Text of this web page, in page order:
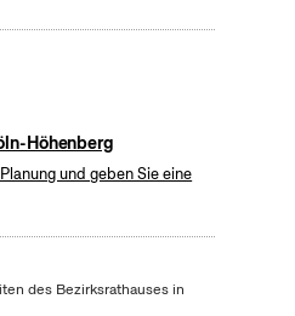
Höhenberg
und geben Sie eine
des Bezirksrathauses in